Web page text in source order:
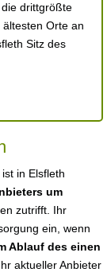
drittgrößte
Orte an
Sitz des
ist in Elsfleth
um
zutrifft. Ihr
ein, wenn
Ablauf des einen
aktueller Anbieter